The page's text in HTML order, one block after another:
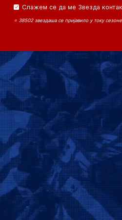
Слажем се да ме Звезда
⭐ 38502 звездаша се пријавило у току